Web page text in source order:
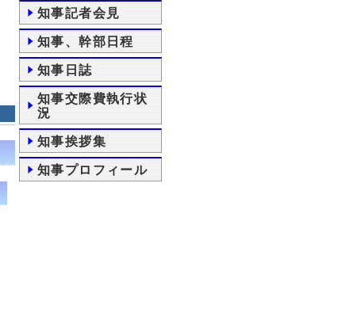
知事記者会見
知事、幹部日程
知事日誌
知事交際費執行状
況
知事挨拶集
知事プロフィール